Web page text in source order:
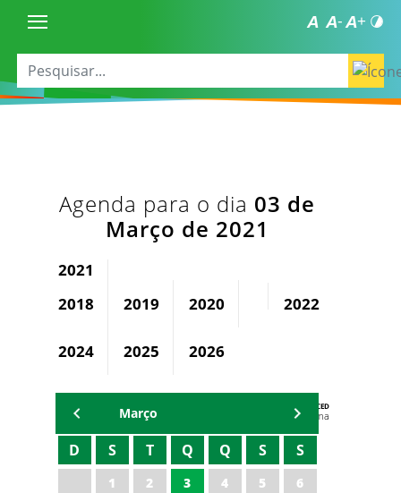
Agenda para o dia 03 de
Março de 2021
2021
2018
2019 2020 2022
2024 2025 2026
AGENDA DA CODED/CED
Vagna Lima
Março
D S T Q Q S S
1 2 3 4 5
6